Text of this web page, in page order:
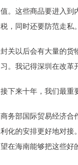
值。这些商品要进入到
税，同时还要防范走私
封关以后会有大量的货
习。我记得深圳在改革
接下来十年，我们最重
商务部国际贸易经济合
利化的安排更好地对接
望在海南能够把这些好